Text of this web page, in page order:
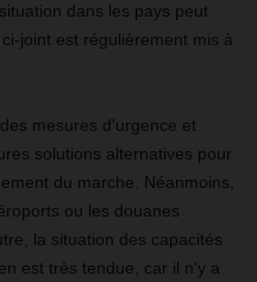
dans les pays peut
joint est régulièrement mis à
mesures d'urgence et
solutions alternatives pour
du marche. Néanmoins,
ou les douanes
la situation des capacités
est très tendue, car il n'y a